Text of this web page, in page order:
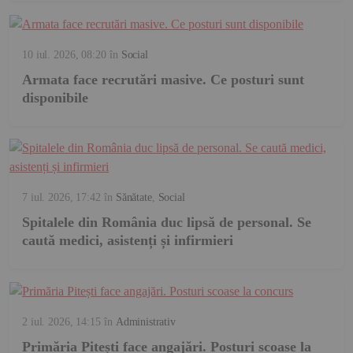
10 iul. 2026, 08:20 în Social
Armata face recrutări masive. Ce posturi sunt
disponibile
7 iul. 2026, 17:42 în Sănătate, Social
Spitalele din România duc lipsă de personal. Se
caută medici, asistenți și infirmieri
2 iul. 2026, 14:15 în Administrativ
Primăria Pitești face angajări. Posturi scoase la